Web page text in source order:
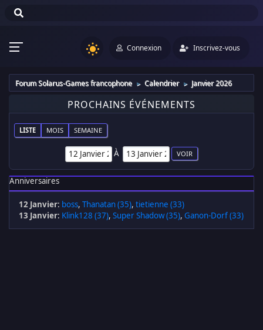
Connexion Inscrivez-vous
Forum Solarus-Games francophone ► Calendrier ► Janvier 2026
PROCHAINS ÉVÉNEMENTS
LISTE MOIS SEMAINE
À
Anniversaires
12 Janvier: boss, Thanatan (35), tietienne (33)
13 Janvier: Klink128 (37), Super Shadow (35), Ganon-Dorf (33)